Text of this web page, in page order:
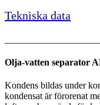
Tekniska data
Olja-vatten separator
Kondens bildas under
kondensat är förorenat